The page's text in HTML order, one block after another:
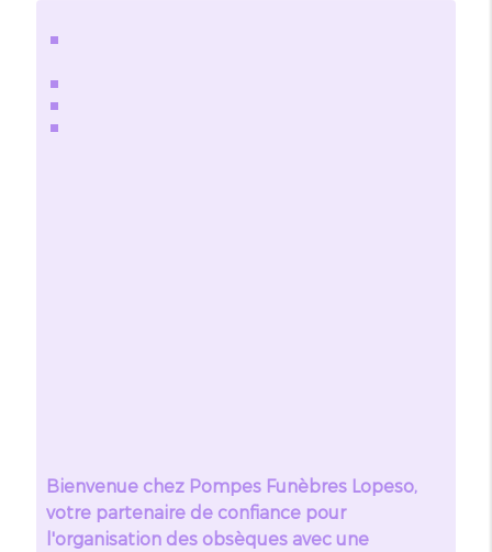
Bienvenue chez Pompes Funèbres Lopeso,
votre partenaire de confiance pour
l'organisation des obsèques avec une